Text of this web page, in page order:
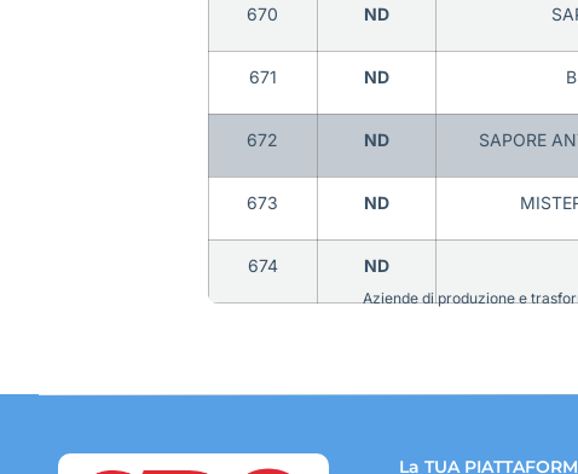
670 ND
671 ND
672 ND SAPORE
673 ND
674 ND
Aziende di produzione e
La TUA